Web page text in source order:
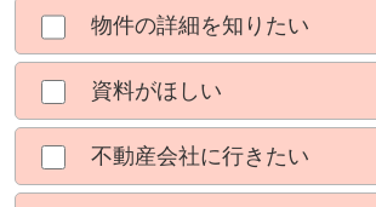
物件の詳細を知りたい
資料がほしい
不動産会社に行きたい